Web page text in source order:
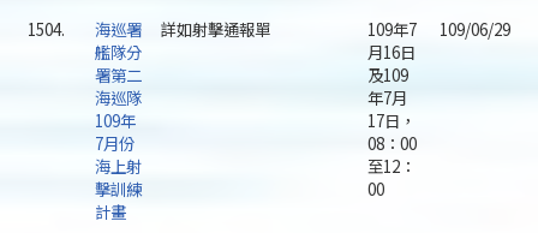
1504.
海巡署
艦隊分
署第二
海巡隊
109年
7月份
海上射
擊訓練
計畫
詳如射擊通報單
109年7
月16日
及109
年7月
17日，
08：00
至12：
00
109/06/29